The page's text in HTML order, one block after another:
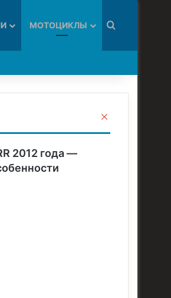
МОТОЦИКЛЫ Искать
2012 года —